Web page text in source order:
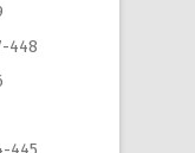
448